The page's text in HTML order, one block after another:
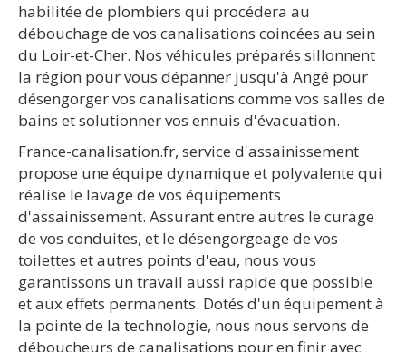
habilitée de plombiers qui procédera au
débouchage de vos canalisations coincées au sein
du Loir-et-Cher. Nos véhicules préparés sillonnent
la région pour vous dépanner jusqu'à Angé pour
désengorger vos canalisations comme vos salles de
bains et solutionner vos ennuis d'évacuation.
France-canalisation.fr, service d'assainissement
propose une équipe dynamique et polyvalente qui
réalise le lavage de vos équipements
d'assainissement. Assurant entre autres le curage
de vos conduites, et le désengorgeage de vos
toilettes et autres points d'eau, nous vous
garantissons un travail aussi rapide que possible
et aux effets permanents. Dotés d'un équipement à
la pointe de la technologie, nous nous servons de
déboucheurs de canalisations pour en finir avec